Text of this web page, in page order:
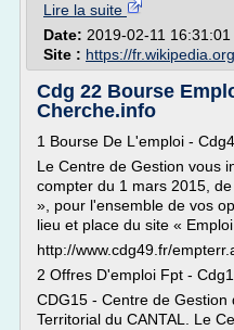
Lire la suite
Date: 2019-02-11 16:31:01
Site : https://fr.wikipedia.org
Cdg 22 Bourse
Cherche.info
1 Bourse De L'emploi -
Le Centre de Gestion vous
compter du 1 mars 2015,
», pour l'ensemble de vos
lieu et place du site « Emploi
http://www.cdg49.fr/
2 Offres D'emploi Fpt -
CDG15 - Centre de
Territorial du CANTAL. Le